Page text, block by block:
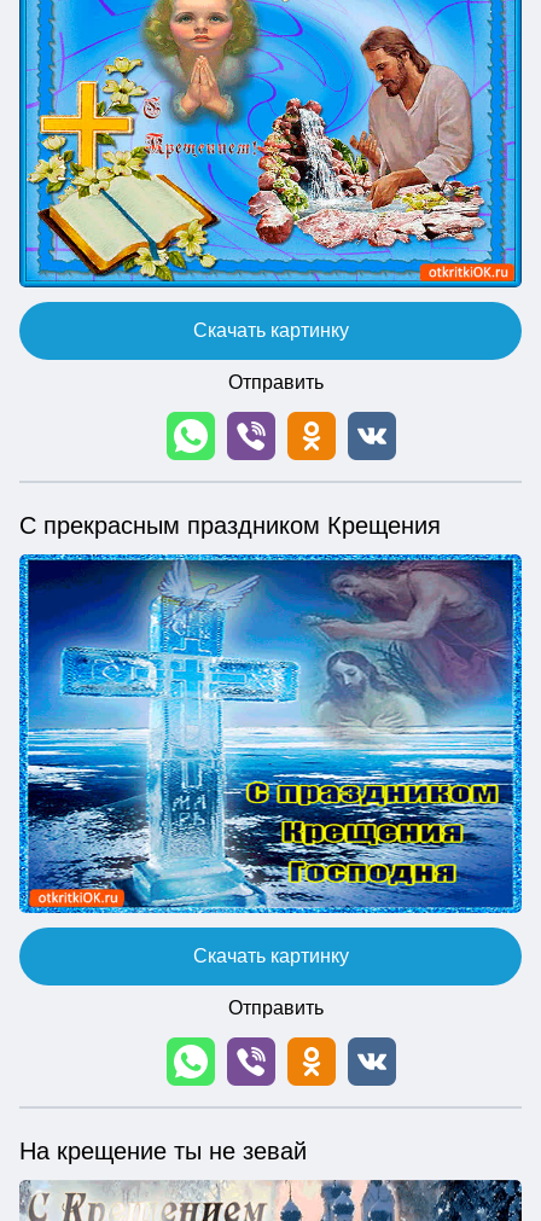
Скачать картинку
Отправить
С прекрасным праздником Крещения
Скачать картинку
Отправить
На крещение ты не зевай